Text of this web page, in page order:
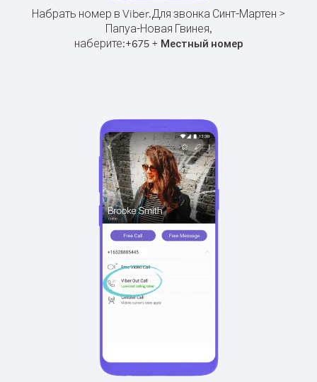
Набрать номер в Viber.Для звонка Синт-Мартен >
Папуа-Новая Гвинея,
наберите:+675+ Местный номер